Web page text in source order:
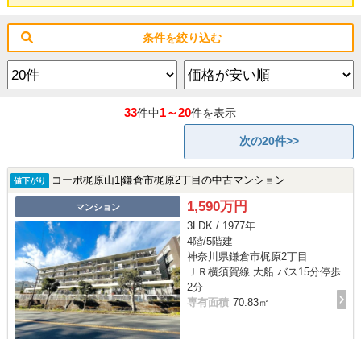
条件を絞り込む
33件中1～20件を表示
次の20件>>
値下がり コーポ梶原山1|鎌倉市梶原2丁目の中古マンション
マンション 1,590万円
3LDK / 1977年
4階/5階建
神奈川県鎌倉市梶原2丁目
ＪＲ横須賀線 大船 バス15分停歩
2分
専有面積 70.83㎡